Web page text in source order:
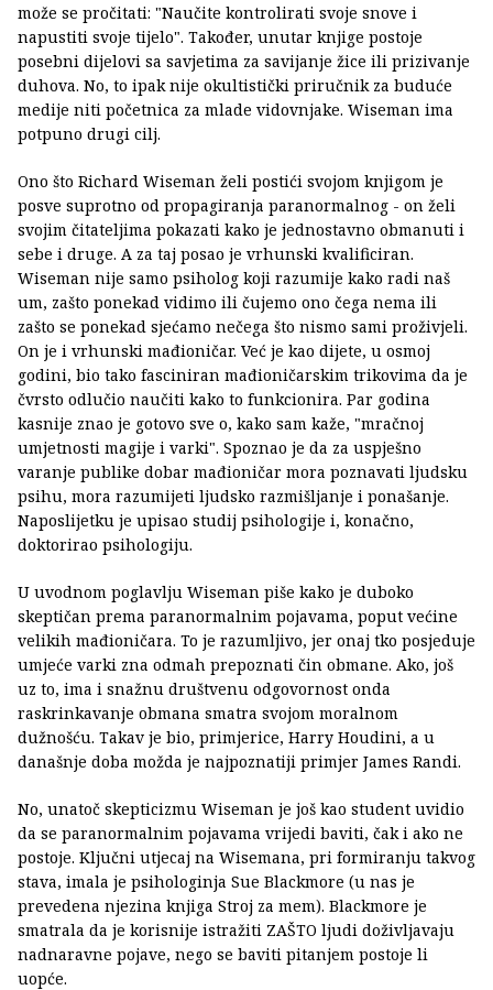
može se pročitati: "Naučite kontrolirati svoje snove i
napustiti svoje tijelo". Također, unutar knjige postoje
posebni dijelovi sa savjetima za savijanje žice ili prizivanje
duhova. No, to ipak nije okultistički priručnik za buduće
medije niti početnica za mlade vidovnjake. Wiseman ima
potpuno drugi cilj.
Ono što Richard Wiseman želi postići svojom knjigom je
posve suprotno od propagiranja paranormalnog - on želi
svojim čitateljima pokazati kako je jednostavno obmanuti i
sebe i druge. A za taj posao je vrhunski kvalificiran.
Wiseman nije samo psiholog koji razumije kako radi naš
um, zašto ponekad vidimo ili čujemo ono čega nema ili
zašto se ponekad sjećamo nečega što nismo sami proživjeli.
On je i vrhunski mađioničar. Već je kao dijete, u osmoj
godini, bio tako fasciniran mađioničarskim trikovima da je
čvrsto odlučio naučiti kako to funkcionira. Par godina
kasnije znao je gotovo sve o, kako sam kaže, "mračnoj
umjetnosti magije i varki". Spoznao je da za uspješno
varanje publike dobar mađioničar mora poznavati ljudsku
psihu, mora razumijeti ljudsko razmišljanje i ponašanje.
Naposlijetku je upisao studij psihologije i, konačno,
doktorirao psihologiju.
U uvodnom poglavlju Wiseman piše kako je duboko
skeptičan prema paranormalnim pojavama, poput većine
velikih mađioničara. To je razumljivo, jer onaj tko posjeduje
umjeće varki zna odmah prepoznati čin obmane. Ako, još
uz to, ima i snažnu društvenu odgovornost onda
raskrinkavanje obmana smatra svojom moralnom
dužnošću. Takav je bio, primjerice, Harry Houdini, a u
današnje doba možda je najpoznatiji primjer James Randi.
No, unatoč skepticizmu Wiseman je još kao student uvidio
da se paranormalnim pojavama vrijedi baviti, čak i ako ne
postoje. Ključni utjecaj na Wisemana, pri formiranju takvog
stava, imala je psihologinja Sue Blackmore (u nas je
prevedena njezina knjiga Stroj za mem). Blackmore je
smatrala da je korisnije istražiti ZAŠTO ljudi doživljavaju
nadnaravne pojave, nego se baviti pitanjem postoje li
uopće.